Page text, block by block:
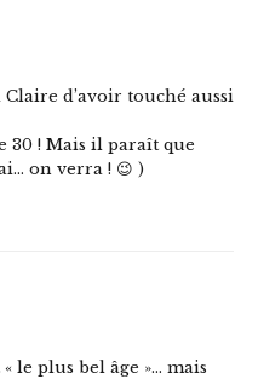
d’avoir touché aussi
30 ! Mais il paraît que
on verra ! 😉 )
le plus bel âge »… mais